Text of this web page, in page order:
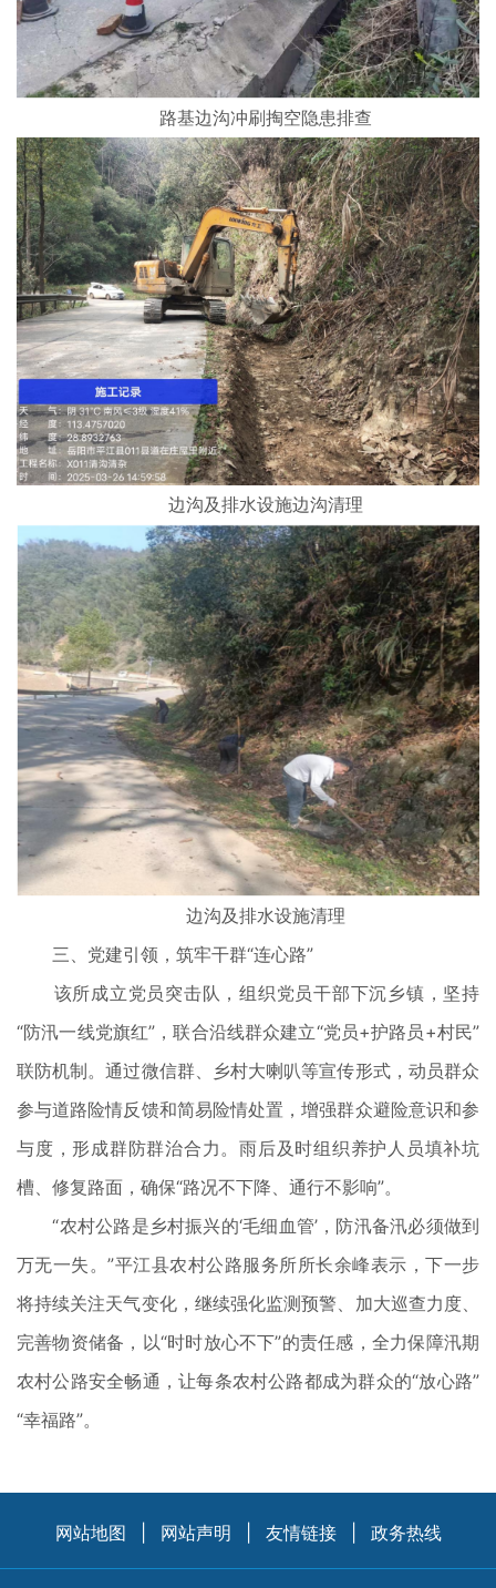
路基边沟冲刷掏空隐患排查
边沟及排水设施边沟清理
边沟及排水设施清理
三、党建引领，筑牢干群“连心路”
该所成立党员突击队，组织党员干部下沉乡镇，坚持
“防汛一线党旗红”，联合沿线群众建立“党员+护路员+村民”
联防机制。通过微信群、乡村大喇叭等宣传形式，动员群众
参与道路险情反馈和简易险情处置，增强群众避险意识和参
与度，形成群防群治合力。雨后及时组织养护人员填补坑
槽、修复路面，确保“路况不下降、通行不影响”。
“农村公路是乡村振兴的‘毛细血管’，防汛备汛必须做到
万无一失。”平江县农村公路服务所所长余峰表示，下一步
将持续关注天气变化，继续强化监测预警、加大巡查力度、
完善物资储备，以“时时放心不下”的责任感，全力保障汛期
农村公路安全畅通，让每条农村公路都成为群众的“放心路”
“幸福路”。
网站地图 网站声明 友情链接 政务热线